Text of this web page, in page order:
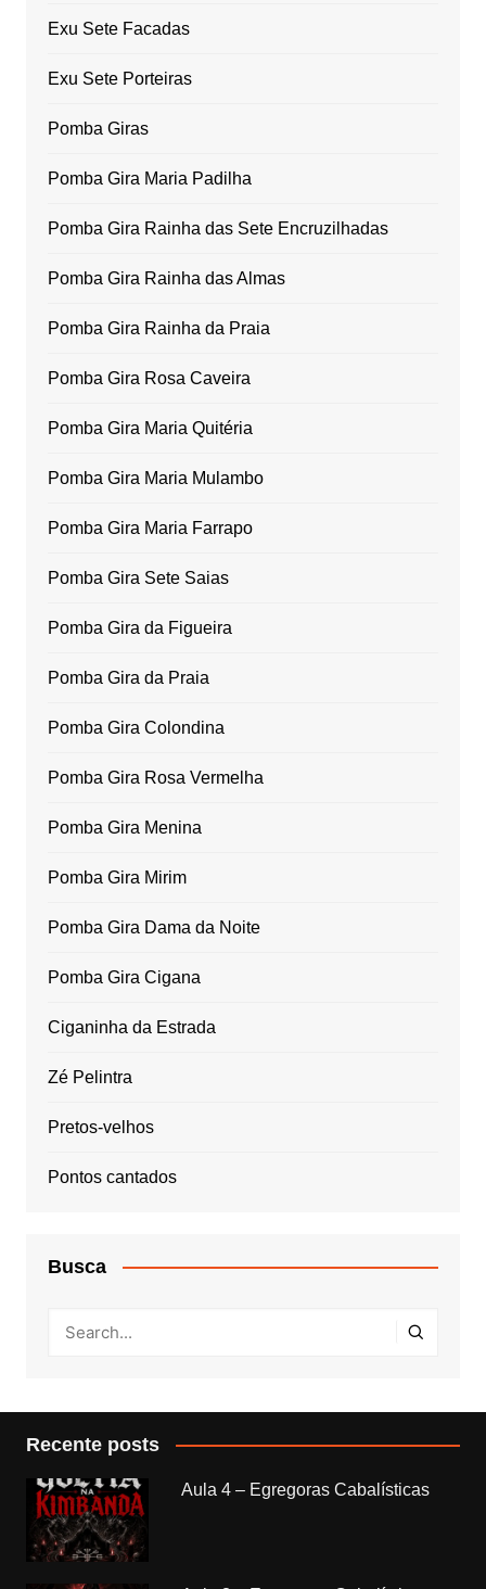
Exu Sete Facadas
Exu Sete Porteiras
Pomba Giras
Pomba Gira Maria Padilha
Pomba Gira Rainha das Sete Encruzilhadas
Pomba Gira Rainha das Almas
Pomba Gira Rainha da Praia
Pomba Gira Rosa Caveira
Pomba Gira Maria Quitéria
Pomba Gira Maria Mulambo
Pomba Gira Maria Farrapo
Pomba Gira Sete Saias
Pomba Gira da Figueira
Pomba Gira da Praia
Pomba Gira Colondina
Pomba Gira Rosa Vermelha
Pomba Gira Menina
Pomba Gira Mirim
Pomba Gira Dama da Noite
Pomba Gira Cigana
Ciganinha da Estrada
Zé Pelintra
Pretos-velhos
Pontos cantados
Busca
Recente posts
Aula 4 – Egregoras Cabalísticas